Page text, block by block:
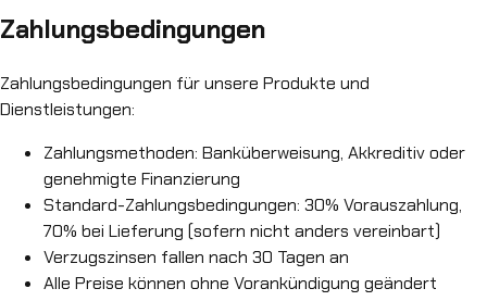
Zahlungsbedingungen
Zahlungsbedingungen für unsere Produkte und
Dienstleistungen:
Zahlungsmethoden: Banküberweisung, Akkreditiv oder
genehmigte Finanzierung
Standard-Zahlungsbedingungen: 30% Vorauszahlung,
70% bei Lieferung (sofern nicht anders vereinbart)
Verzugszinsen fallen nach 30 Tagen an
Alle Preise können ohne Vorankündigung geändert